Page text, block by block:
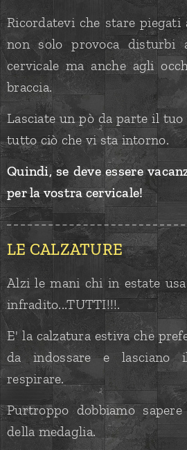
Ricordatevi che stare
non solo provoca disturbi
cervicale ma anche agli
braccia.
Lasciate un pò da parte il
tutto ciò che vi sta intorno.
Quindi, se deve essere
per la vostra cervicale!
LECALZATURE
Alzi le mani chi in estate
infradito...TUTTI!!!.
E' la calzatura estiva che
da indossare e
respirare.
Purtroppo dobbiamo
della medaglia.